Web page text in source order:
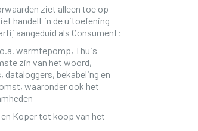
ziet alleen toe op
handelt in de uitoefening
aangeduid als Consument;
warmtepomp, Thuis
zin van het woord,
dataloggers, bekabeling en
waaronder ook het
Koper tot koop van het